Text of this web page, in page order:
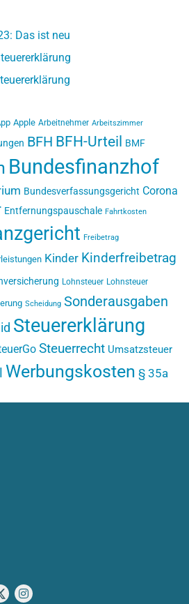
Das ist neu
Apple Arbeitnehmer Arbeitszimmer
BFH BFH-Urteil BMF
Bundesfinanzhof
Bundesverfassungsgericht Corona
Entfernungspauschale Fahrtkosten
Freibetrag
Kinder Kinderfreibetrag
Lohnsteuer Lohnsteuer
Scheidung Sonderausgaben
Steuererklärung
Steuerrecht Umsatzsteuer
Werbungskosten § 35a
X Instagram